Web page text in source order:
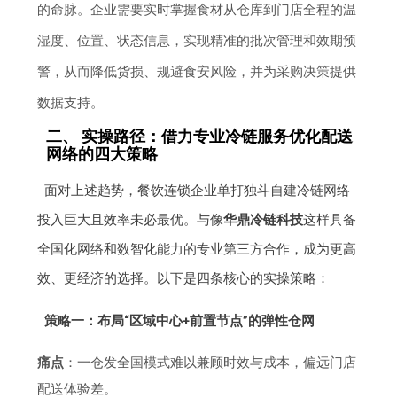
的命脉。企业需要实时掌握食材从仓库到门店全程的温
湿度、位置、状态信息，实现精准的批次管理和效期预
警，从而降低货损、规避食安风险，并为采购决策提供
数据支持。
二、 实操路径：借力专业冷链服务优化配送
网络的四大策略
面对上述趋势，餐饮连锁企业单打独斗自建冷链网络
投入巨大且效率未必最优。与像华鼎冷链科技这样具备
全国化网络和数智化能力的专业第三方合作，成为更高
效、更经济的选择。以下是四条核心的实操策略：
策略一：布局“区域中心+前置节点”的弹性仓网
痛点 ：一仓发全国模式难以兼顾时效与成本，偏远门店
配送体验差。